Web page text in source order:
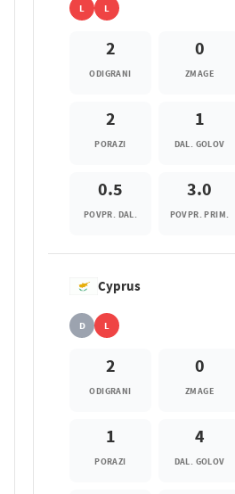
L L
2
ODIGRANI
0
ZMAGE
2
PORAZI
1
DAL. GOLOV
0.5
POVPR. DAL.
3.0
POVPR. PRIM.
Cyprus
D L
2
ODIGRANI
0
ZMAGE
1
PORAZI
4
DAL. GOLOV